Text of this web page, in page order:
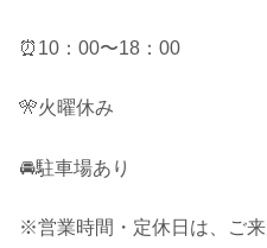
⏰10：00〜18：00
🎌火曜休み
🚘駐車場あり
※営業時間・定休日は、ご